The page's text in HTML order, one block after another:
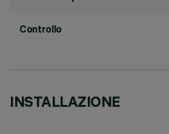
Controllo
INSTALLAZIONE